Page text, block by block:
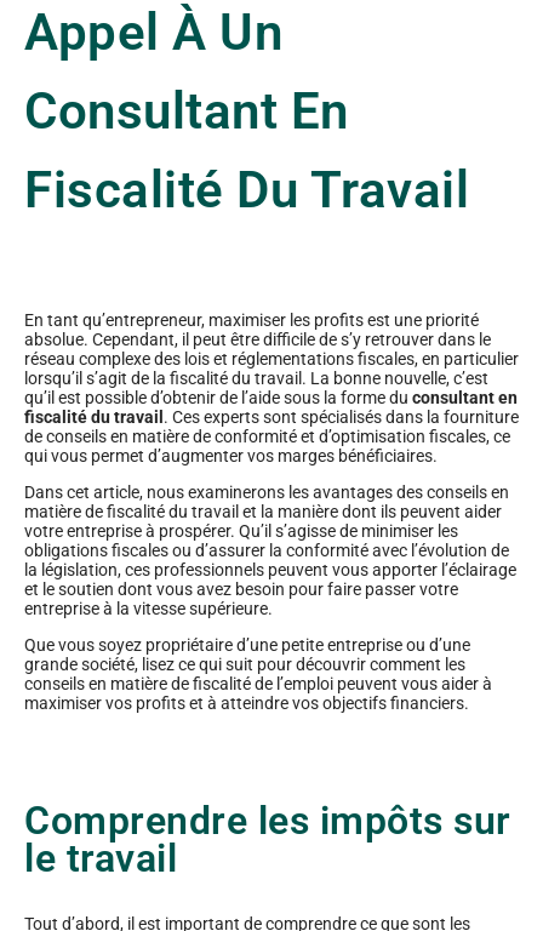
Appel À Un
Consultant En
Fiscalité Du Travail
En tant qu’entrepreneur, maximiser les profits est une priorité
absolue. Cependant, il peut être difficile de s’y retrouver dans le
réseau complexe des lois et réglementations fiscales, en particulier
lorsqu’il s’agit de la fiscalité du travail. La bonne nouvelle, c’est
qu’il est possible d’obtenir de l’aide sous la forme du consultant en
fiscalité du travail . Ces experts sont spécialisés dans la fourniture
de conseils en matière de conformité et d’optimisation fiscales, ce
qui vous permet d’augmenter vos marges bénéficiaires.
Dans cet article, nous examinerons les avantages des conseils en
matière de fiscalité du travail et la manière dont ils peuvent aider
votre entreprise à prospérer. Qu’il s’agisse de minimiser les
obligations fiscales ou d’assurer la conformité avec l’évolution de
la législation, ces professionnels peuvent vous apporter l’éclairage
et le soutien dont vous avez besoin pour faire passer votre
entreprise à la vitesse supérieure.
Que vous soyez propriétaire d’une petite entreprise ou d’une
grande société, lisez ce qui suit pour découvrir comment les
conseils en matière de fiscalité de l’emploi peuvent vous aider à
maximiser vos profits et à atteindre vos objectifs financiers.
Comprendre les impôts sur
le travail
Tout d’abord, il est important de comprendre ce que sont les